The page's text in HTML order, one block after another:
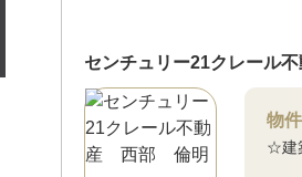
センチュリー21クレール
物
☆建